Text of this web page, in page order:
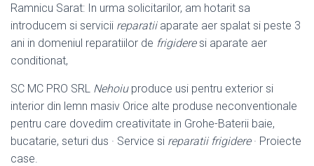
Ramnicu Sarat: In urma solicitarilor, am hotarit sa
introducem si servicii reparatiiaparate aer spalat si peste 3
ani in domeniul reparatiilor de frigideresi aparate aer
conditionat,
SC MC PRO SRL Nehoiuproduce usi pentru exterior si
interior din lemn masiv Orice alte produse neconventionale
pentru care dovedim creativitate in Grohe-Baterii baie,
bucatarie, seturi dus · Service si reparatii frigidere· Proiecte
case.